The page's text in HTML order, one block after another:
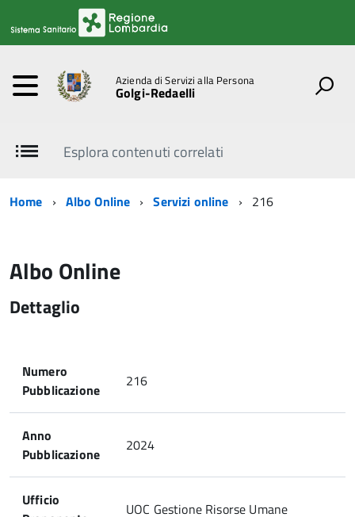
Azienda di Servizi alla Persona
Golgi-Redaelli
Esplora contenuti correlati
Home Albo Online Servizi online 216
Albo Online
Dettaglio
Numero
Pubblicazione
216
Anno
Pubblicazione
2024
Ufficio
UOC Gestione Risorse Umane